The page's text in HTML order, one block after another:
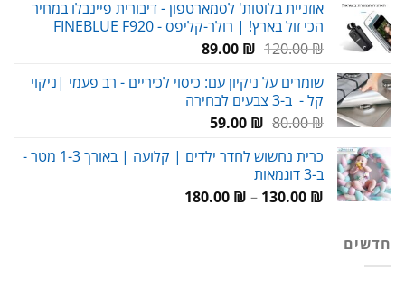
עד
אוזניית בלוטות' לסמארטפון - דיבורית פיינבלו במחיר
הכי זול בארץ! | רולר-קליפס - FINEBLUE F920
120.00₪
המחיר
היה:
120.00 ₪.
89.00 ₪
המחיר
הוא:
89.00 ₪.
שומרים על ניקיון עם: כיסוי לכיריים - רב פעמי |ניקוי
קל - ב-3 צבעים לבחירה
80.00₪
המחיר
היה:
80.00 ₪.
59.00 ₪
המחיר
הוא:
כרית נחשוש לחדר ילדים | קלועה | באורך 1-3 מטר -
ב-3 דוגמאות
130.00 ₪
–
180.00 ₪
חדשים